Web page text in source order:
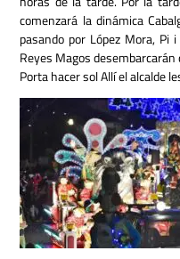
comenzará la dinámica
pasando por López Mora, Pi
Reyes Magos
Porta hacer solAllí el alcalde